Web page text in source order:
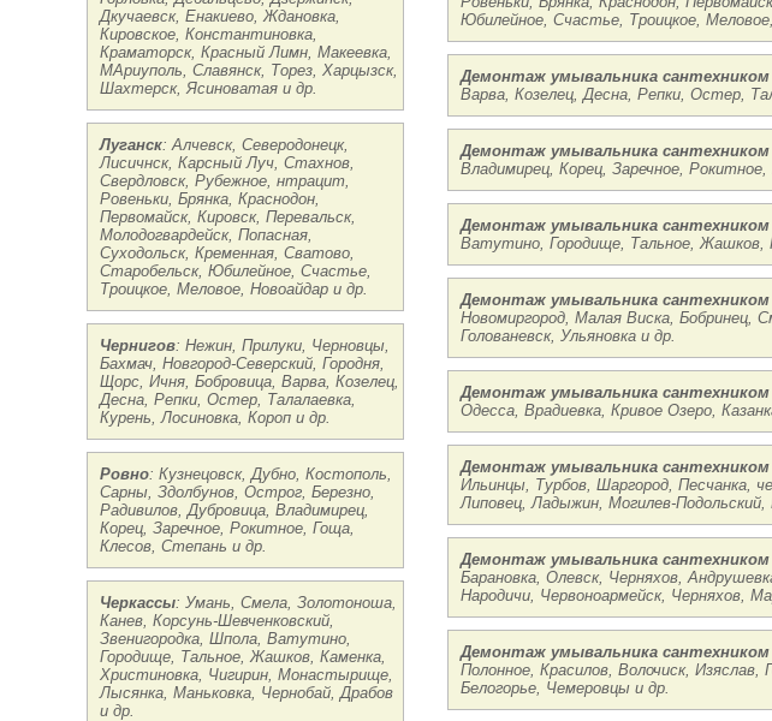
Дкучаевск, Енакиево, Ждановка,
Кировское, Константиновка,
Краматорск, Красный Лимн, Макеевка,
МАриуполь, Славянск, Торез, Харцызск,
Шахтерск, Ясиноватая и др.
Луганск: Алчевск, Северодонецк,
Лисичнск, Карсный Луч, Стахнов,
Свердловск, Рубежное, нтрацит,
Ровеньки, Брянка, Краснодон,
Первомайск, Кировск, Перевальск,
Молодогвардейск, Попасная,
Суходольск, Кременная, Сватово,
Старобельск, Юбилейное, Счастье,
Троицкое, Меловое, Новоайдар и др.
Чернигов: Нежин, Прилуки, Черновцы,
Бахмач, Новгород-Северский, Городня,
Щорс, Ичня, Бобровица, Варва, Козелец,
Десна, Репки, Остер, Талалаевка,
Курень, Лосиновка, Короп и др.
Ровно: Кузнецовск, Дубно, Костополь,
Сарны, Здолбунов, Острог, Березно,
Радивилов, Дубровица, Владимирец,
Корец, Заречное, Рокитное, Гоща,
Клесов, Степань и др.
Черкассы: Умань, Смела, Золотоноша,
Канев, Корсунь-Шевченковский,
Звенигородка, Шпола, Ватутино,
Городище, Тальное, Жашков, Каменка,
Христиновка, Чигирин, Монастырище,
Лысянка, Маньковка, Чернобай, Драбов
и др.
Юбилейное, Счастье, Троицкое,
Демонтаж умывальника сантехником
Варва, Козелец, Десна, Репки, Остер,
Демонтаж умывальника
Владимирец, Корец, Заречное,
Демонтаж умывальника сантехником
Ватутино, Городище, Тальное, Жашков,
Демонтаж умывальника сантехником
Новомиргород, Малая Виска, Бобринец,
Голованевск, Ульяновка и др.
Демонтаж умывальника сантехником
Одесса, Врадиевка, Кривое Озеро,
Демонтаж умывальника сантехником
Ильинцы, Турбов, Шаргород, Песчанка,
Липовец, Ладыжин, Могилев-
Демонтаж умывальника
Барановка, Олевск, Черняхов,
Народичи, Червоноармейск, Черняхов,
Демонтаж умывальника
Полонное, Красилов, Волочиск,
Белогорье, Чемеровцы и др.